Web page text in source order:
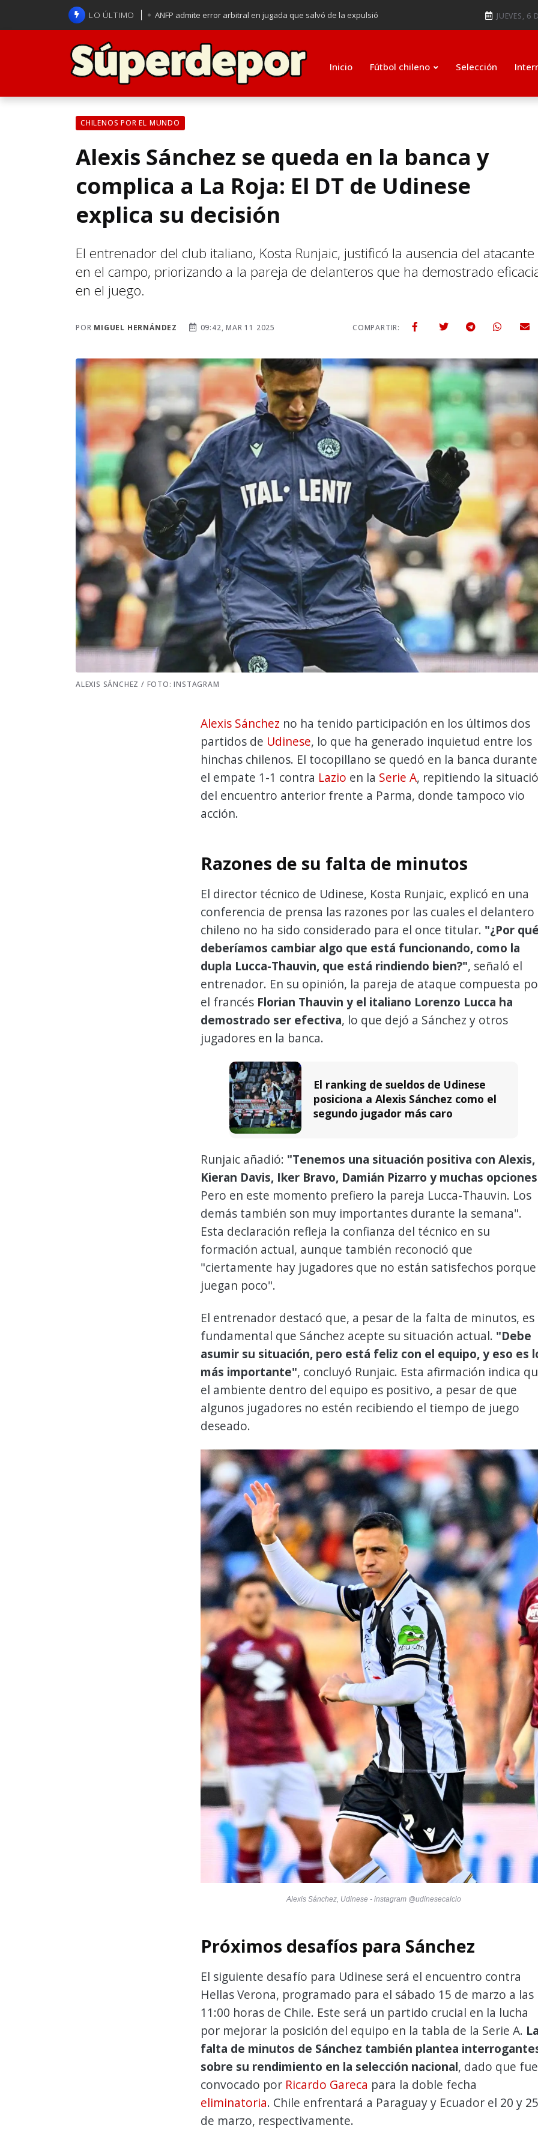
LO ÚLTIMO ANFP admite error arbitral en jugada que salvó de la expulsió
La U se aferra a la esperanza de clasificar a octavos de
Brasil anuncia a Carlo Ancelotti como su nuevo entrenador para
JUEVES, 6
Inicio Fútbol chileno Selección
CHILENOS POR EL MUNDO
Alexis Sánchez se queda en la banca y
complica a La Roja: El DT de Udinese
explica su decisión
El entrenador del club italiano, Kosta Runjaic, justificó la ausencia del atacante
en el campo, priorizando a la pareja de delanteros que ha demostrado
en el juego.
POR MIGUEL HERNÁNDEZ 09:42, MAR 11 2025 COMPARTIR:
ALEXIS SÁNCHEZ / FOTO: INSTAGRAM
Alexis Sánchez no ha tenido participación en los últimos dos
partidos de Udinese, lo que ha generado inquietud entre los
hinchas chilenos. El tocopillano se quedó en la banca durante
el empate 1-1 contra Lazio en la Serie A, repitiendo la
del encuentro anterior frente a Parma, donde tampoco vio
acción.
Razones de su falta de minutos
El director técnico de Udinese, Kosta Runjaic, explicó en una
conferencia de prensa las razones por las cuales el delantero
chileno no ha sido considerado para el once titular. "¿Por
deberíamos cambiar algo que está funcionando, como la
dupla Lucca-Thauvin, que está rindiendo bien?", señaló el
entrenador. En su opinión, la pareja de ataque compuesta
el francés Florian Thauvin y el italiano Lorenzo Lucca ha
demostrado ser efectiva, lo que dejó a Sánchez y otros
jugadores en la banca.
El ranking de sueldos de Udinese
posiciona a Alexis Sánchez como el
segundo jugador más caro
Runjaic añadió: "Tenemos una situación positiva con Alexis,
Kieran Davis, Iker Bravo, Damián Pizarro y muchas
Pero en este momento prefiero la pareja Lucca-Thauvin. Los
demás también son muy importantes durante la semana".
Esta declaración refleja la confianza del técnico en su
formación actual, aunque también reconoció que
"ciertamente hay jugadores que no están satisfechos porque
juegan poco".
El entrenador destacó que, a pesar de la falta de minutos, es
fundamental que Sánchez acepte su situación actual. "Debe
asumir su situación, pero está feliz con el equipo, y eso es
más importante", concluyó Runjaic. Esta afirmación indica
el ambiente dentro del equipo es positivo, a pesar de que
algunos jugadores no estén recibiendo el tiempo de juego
deseado.
Alexis Sánchez, Udinese - instagram @udinesecalcio
Próximos desafíos para Sánchez
El siguiente desafío para Udinese será el encuentro contra
Hellas Verona, programado para el sábado 15 de marzo a las
11:00 horas de Chile. Este será un partido crucial en la lucha
por mejorar la posición del equipo en la tabla de la Serie A.
falta de minutos de Sánchez también plantea
sobre su rendimiento en la selección nacional, dado que fue
convocado por Ricardo Gareca para la doble fecha
eliminatoria. Chile enfrentará a Paraguay y Ecuador el 20 y 25
de marzo, respectivamente.